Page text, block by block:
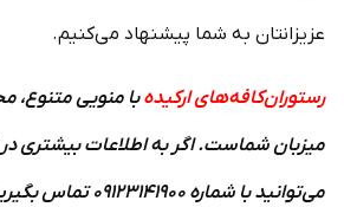
عزیزانتان به شما پیشنهاد می‌کنیم.
رستوران‌کافه‌های ارکیدهبا منویی متنوع،
میزبان شماست. اگر به اطلاعات بیشتری در
می‌توانید با شماره ۰۹۱۲۳۱۴۱۹۰۰ تماس بگیرید.